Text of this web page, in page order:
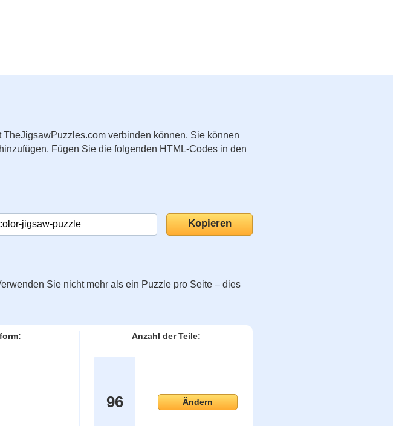
verbinden können. Sie können
Fügen Sie die folgenden HTML-Codes in den
Sie nicht mehr als ein Puzzle pro Seite – dies
Anzahl der Teile:
96 Ändern